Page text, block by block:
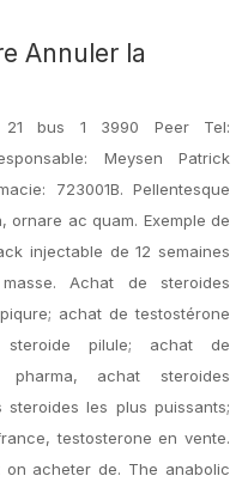
Annuler la
21 bus 1 3990 Peer Tel:
Meysen Patrick
723001B. Pellentesque
ornare ac quam. Exemple de
injectable de 12 semaines
Achat de steroides
achat de testostérone
steroide pilule; achat de
achat steroides
les plus puissants;
testosterone en vente.
on acheter de. The anabolic